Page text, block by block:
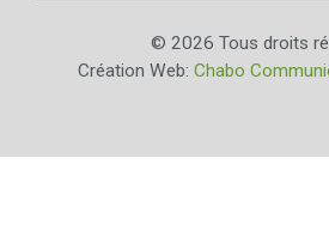
© 2026 Tous droits
Création Web: Chabo